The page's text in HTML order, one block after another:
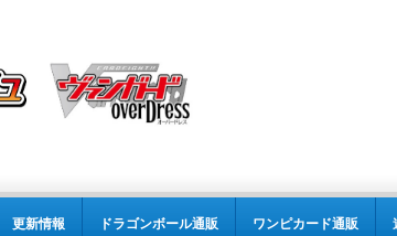
更新情報 ドラゴンボール通販 ワンピカード通販